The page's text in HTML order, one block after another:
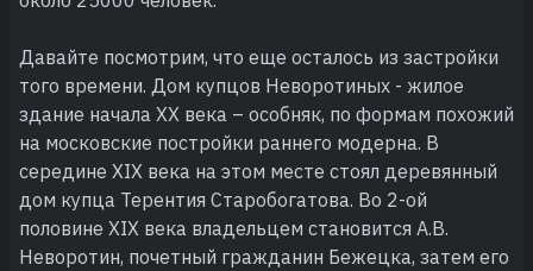
Давайте посмотрим, что еще осталось из застройки
того времени. Дом купцов Неворотиных - жилое
здание начала ХХ века – особняк, по формам похожий
на московские постройки раннего модерна. В
середине ХIХ века на этом месте стоял деревянный
дом купца Терентия Старобогатова. Во 2-ой
половине XIX века владельцем становится А.В.
Неворотин, почетный гражданин Бежецка, затем его